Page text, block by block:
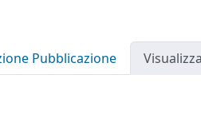
Pubblicazione